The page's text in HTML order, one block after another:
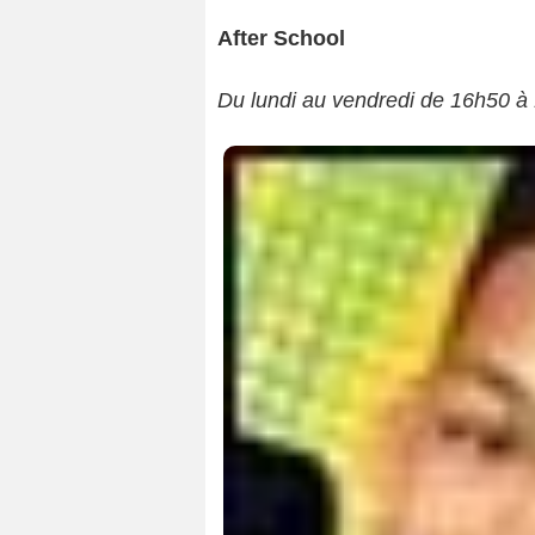
After School
Du lundi au vendredi de 16h50 à